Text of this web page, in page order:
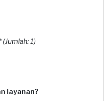
1)
layanan?